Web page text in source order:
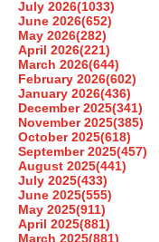
July 2026(1033)
June 2026(652)
May 2026(282)
April 2026(221)
March 2026(644)
February 2026(602)
January 2026(436)
December 2025(341)
November 2025(385)
October 2025(618)
September 2025(457)
August 2025(441)
July 2025(433)
June 2025(555)
May 2025(911)
April 2025(881)
March 2025(881)